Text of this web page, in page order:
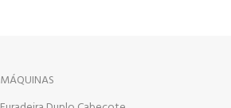
MÁQUINAS